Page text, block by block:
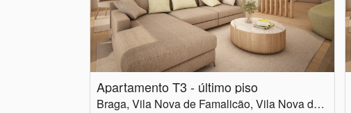
Apartamento T3 - último piso
Braga, Vila Nova de Famalicão, Vila Nova de Famalicão e Calendário